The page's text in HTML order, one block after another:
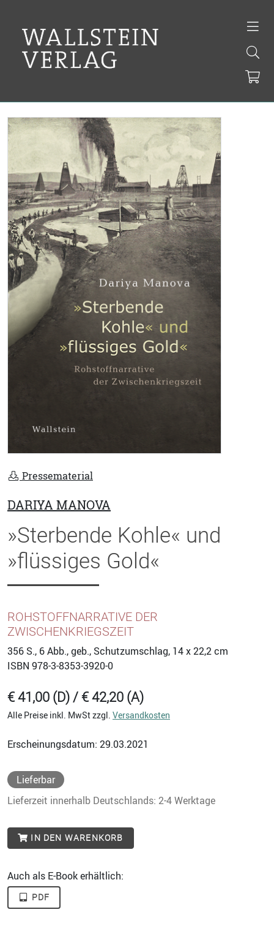
Pressematerial
DARIYA MANOVA
»Sterbende Kohle« und
»flüssiges Gold«
ROHSTOFFNARRATIVE DER
ZWISCHENKRIEGSZEIT
356 S., 6 Abb., geb., Schutzumschlag, 14 x 22,2 cm
ISBN 978-3-8353-3920-0
€ 41,00 (D) / € 42,20 (A)
Alle Preise inkl. MwSt zzgl. Versandkosten
Erscheinungsdatum: 29.03.2021
Lieferbar
Lieferzeit innerhalb Deutschlands: 2-4 Werktage
IN DEN WARENKORB
Auch als E-Book erhältlich:
PDF